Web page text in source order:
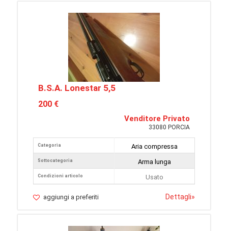
B.S.A. Lonestar 5,5
200 €
Venditore Privato
33080 PORCIA
Categoria
Sottocategoria
Condizioni articolo
Aria compressa
Arma lunga
Usato
aggiungi a preferiti Dettagli»